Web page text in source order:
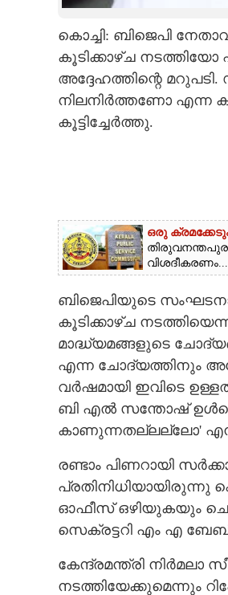
CARTOONS
LITERATURE
കൊച്ചി: ബിജെപി
കൂടിക്കാഴ്‌ച
അദ്ദേഹത്തിന്റെ
നിലനിർത്തണോ എന്ന
കൂട്ടിച്ചേർത്തു.
ഒരു
ബിജെപിയുടെ
കൂടിക്കാഴ്‌ച
മാദ്ധ്യമങ്ങളുടെ
എന്ന ചോദ്യത്തിനും
വർഷമായി ഇവിടെ
ബി എൽ സന്തോഷ്
കാണുന്നതല്ലല്ലോ'
രണ്ടാം പിണറായി
പ്രതിനിധിയായിരുന്നു
ഓഫീസ് ഒഴിയുകയും
സെക്രട്ടറി എം എ
കേന്ദ്രമന്ത്രി
നടത്തിയേക്കുമെന്നും